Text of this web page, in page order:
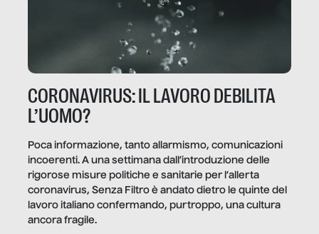
CORONAVIRUS: IL LAVORO DEBILITA
L’UOMO?
Poca informazione, tanto allarmismo, comunicazioni
incoerenti. A una settimana dall’introduzione delle
rigorose misure politiche e sanitarie per l’allerta
coronavirus, Senza Filtro è andato dietro le quinte del
lavoro italiano confermando, purtroppo, una cultura
ancora fragile.